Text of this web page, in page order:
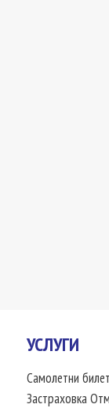
УСЛУГИ
Самолетни
Застраховка